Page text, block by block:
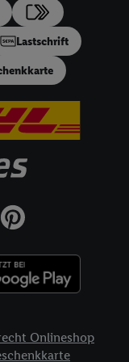
Lastschrift
Onlineshop
Partner auch Ihre
in
und
anhand
verfügbar ist.
an Ihren
und einer
über
auch auf
betrieben
weiter unten